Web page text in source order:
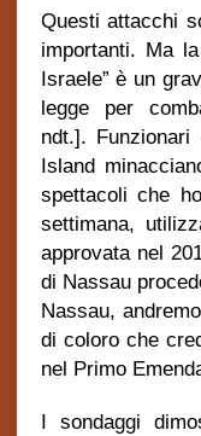
Questi attacchi
importanti. Ma
Israele” è un
legge per
ndt.].
Island
spettacoli che
settimana,
approvata nel
di Nassau
Nassau,
di coloro che
nel Primo
I sondaggi